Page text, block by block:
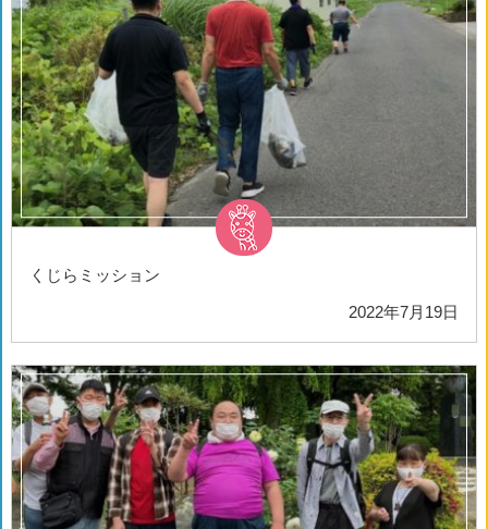
くじらミッション
2022年7月19日